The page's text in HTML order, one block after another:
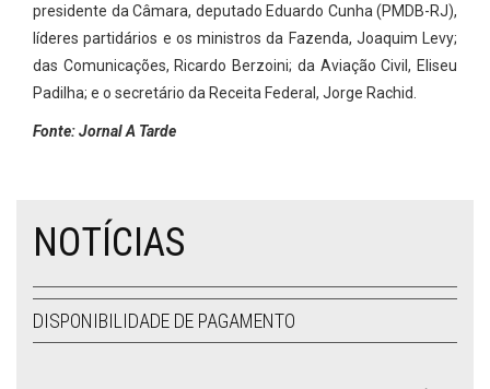
presidente da Câmara, deputado Eduardo Cunha (PMDB-RJ),
líderes partidários e os ministros da Fazenda, Joaquim Levy;
das Comunicações, Ricardo Berzoini; da Aviação Civil, Eliseu
Padilha; e o secretário da Receita Federal, Jorge Rachid.
Fonte: Jornal A Tarde
NOTÍCIAS
DISPONIBILIDADE DE PAGAMENTO